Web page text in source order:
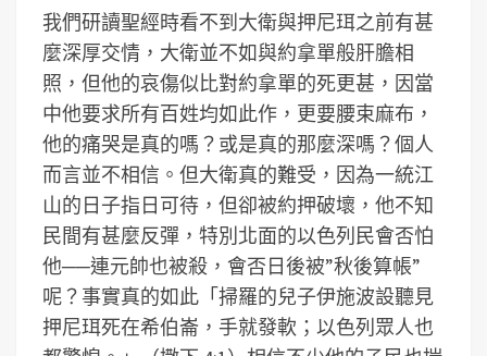
我們研讀聖經時看不到大衛與押尼珥之前有甚
麼深厚交情，大衛並不如與約拿單般肝膽相
照，但他的哀傷似比對約拿單的死更甚，因當
中他要求所有百姓均如此作，更要腰束麻布，
他的痛哭是真的嗎？或是真的那麼深嗎？個人
而言並不相信。但大衛真的難受，因為一統江
山的日子指日可待，但卻被約押破壞，他不知
民間有甚麼反彈，特別北面的以色列民會否怕
他──連元帥也被殺，會否日後被”秋後算帳”
呢？事實真的如此「掃羅的兒子伊施波設聽見
押尼珥死在希伯崙，手就發軟；以色列眾人也